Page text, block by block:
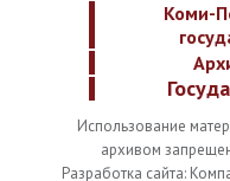
Коми-
Использование
архивом
Разработка сайта: